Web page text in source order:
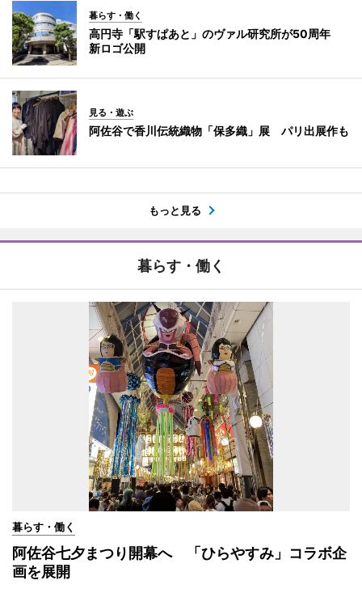
暮らす・働く
高円寺「駅すぱあと」のヴァル研究所が50周年
新ロゴ公開
見る・遊ぶ
阿佐谷で香川伝統織物「保多織」展 パリ出展作も
もっと見る
暮らす・働く
暮らす・働く
阿佐谷七夕まつり開幕へ 「ひらやすみ」コラボ企
画を展開